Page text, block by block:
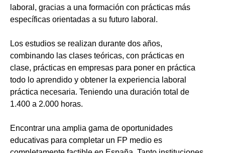
laboral, gracias a una formación con prácticas más
específicas orientadas a su futuro laboral.
Los estudios se realizan durante dos años,
combinando las clases teóricas, con prácticas en
clase, prácticas en empresas para poner en práctica
todo lo aprendido y obtener la experiencia laboral
práctica necesaria. Teniendo una duración total de
1.400 a 2.000 horas.
Encontrar una amplia gama de oportunidades
educativas para completar un FP medio es